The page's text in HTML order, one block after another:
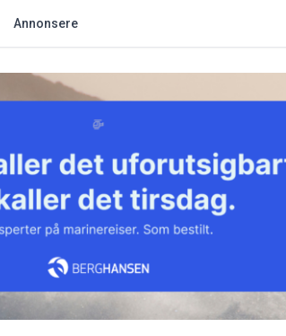
Annonsere